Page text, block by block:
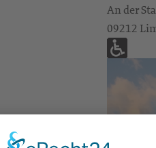
An der
09212